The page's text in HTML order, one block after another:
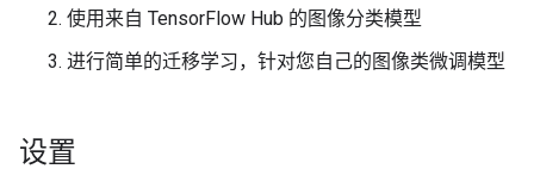
使用来自 TensorFlow Hub 的图像分类模型
进行简单的迁移学习，针对您自己的图像类微调模型
设置